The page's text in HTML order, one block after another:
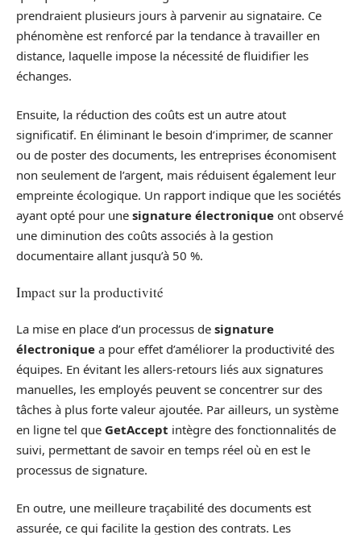
prendraient plusieurs jours à parvenir au signataire. Ce
phénomène est renforcé par la tendance à travailler en
distance, laquelle impose la nécessité de fluidifier les
échanges.
Ensuite, la réduction des coûts est un autre atout
significatif. En éliminant le besoin d’imprimer, de scanner
ou de poster des documents, les entreprises économisent
non seulement de l’argent, mais réduisent également leur
empreinte écologique. Un rapport indique que les sociétés
ayant opté pour une signature électronique ont observé
une diminution des coûts associés à la gestion
documentaire allant jusqu’à 50 %.
Impact sur la productivité
La mise en place d’un processus de signature
électronique a pour effet d’améliorer la productivité des
équipes. En évitant les allers-retours liés aux signatures
manuelles, les employés peuvent se concentrer sur des
tâches à plus forte valeur ajoutée. Par ailleurs, un système
en ligne tel que GetAccept intègre des fonctionnalités de
suivi, permettant de savoir en temps réel où en est le
processus de signature.
En outre, une meilleure traçabilité des documents est
assurée, ce qui facilite la gestion des contrats. Les